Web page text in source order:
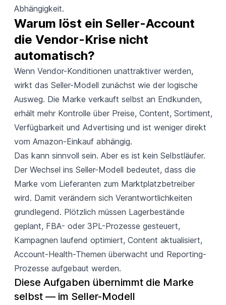
Abhängigkeit.
Warum löst ein Seller-Account
die Vendor-Krise nicht
automatisch?
Wenn Vendor-Konditionen unattraktiver werden,
wirkt das Seller-Modell zunächst wie der logische
Ausweg. Die Marke verkauft selbst an Endkunden,
erhält mehr Kontrolle über Preise, Content, Sortiment,
Verfügbarkeit und Advertising und ist weniger direkt
vom Amazon-Einkauf abhängig.
Das kann sinnvoll sein. Aber es ist kein Selbstläufer.
Der Wechsel ins Seller-Modell bedeutet, dass die
Marke vom Lieferanten zum Marktplatzbetreiber
wird. Damit verändern sich Verantwortlichkeiten
grundlegend. Plötzlich müssen Lagerbestände
geplant, FBA- oder 3PL-Prozesse gesteuert,
Kampagnen laufend optimiert, Content aktualisiert,
Account-Health-Themen überwacht und Reporting-
Prozesse aufgebaut werden.
Diese Aufgaben übernimmt die Marke
selbst — im Seller-Modell